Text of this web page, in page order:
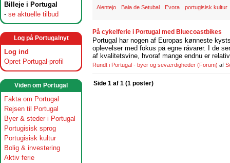
Billeje i Portugal
- se aktuelle tilbud
Log på Portugalnyt
Log ind
Opret Portugal-profil
Viden om Portugal
Fakta om Portugal
Rejsen til Portugal
Byer & steder i Portugal
Portugisisk sprog
Portugisisk kultur
Bolig & investering
Aktiv ferie
Alentejo Baia de Setubal Evora portugisisk kultur
På cykelferie i Portugal med Bluecoastbikes
Portugal har nogen af Europas kønneste
oplevelser med fokus på egne råvarer. I de
af kvalitetsvine, hvoraf mange endnu er
Rundt i Portugal - byer og seværdigheder (Forum) af
Side 1 af 1 (1 poster)